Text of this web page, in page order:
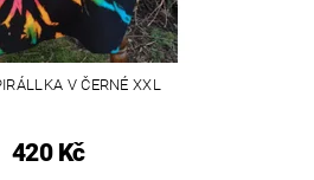
V ČERNÉ XXL
420 Kč